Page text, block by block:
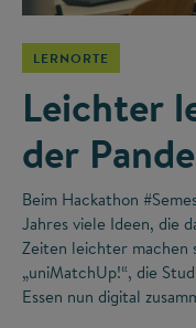
LERNORTE
Leichter
der
Beim Hackathon
Jahres viele Ideen, die
Zeiten leichter machen
„uniMatchUp!“, die
Essen nun digital